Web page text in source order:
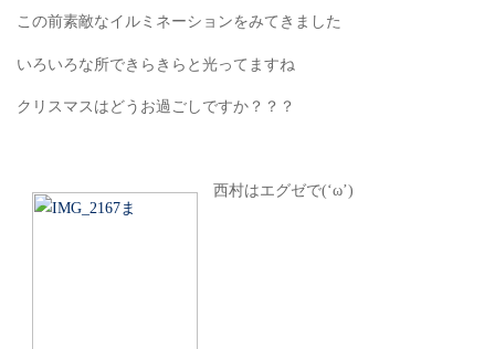
この前素敵なイルミネーションをみてきました
いろいろな所できらきらと光ってますね
クリスマスはどうお過ごしですか？？？
西村はエグゼで(‘ω’)